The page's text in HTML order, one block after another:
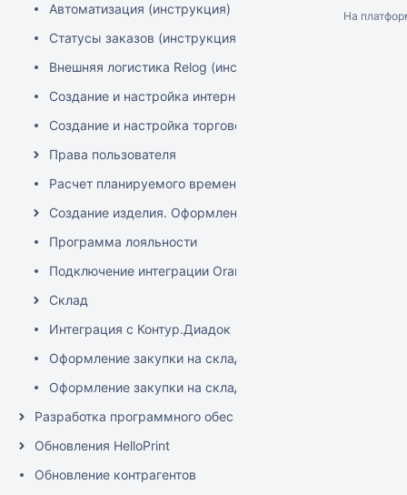
Автоматизация (инструкция)
Статусы заказов (инструкция)
Внешняя логистика Relog (инструкция)
Создание и настройка интернет-эквайринга ЮКаssа
Создание и настройка торгового эквайринга
Права пользователя
Расчет планируемого времени изготовления изделия
Создание изделия. Оформление заказа
Программа лояльности
Подключение интеграции OrangeData
Склад
Интеграция с Контур.Диадок
Оформление закупки на склад
Оформление закупки на склад (короткая)
Разработка программного обеспечения
Обновления HelloPrint
Обновление контрагентов
На